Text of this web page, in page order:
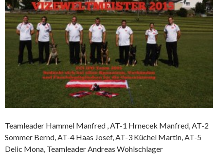
Teamleader Hammel Manfred , AT-1 Hrnecek Manfred, AT-2
Sommer Bernd, AT-4 Haas Josef, AT-3 Küchel Martin, AT-5
Delic Mona, Teamleader Andreas Wohlschlager